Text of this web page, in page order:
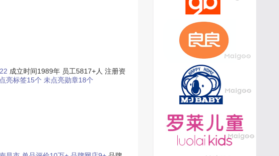
成立时间1989年 员工5817+人 注册资
亮标签15个 未点亮勋章18个